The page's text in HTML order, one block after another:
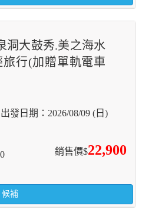
洞大鼓秀.美之海水
行(加贈單軌電車
2026/08/09 (日)
銷售價$22,900
0
候補